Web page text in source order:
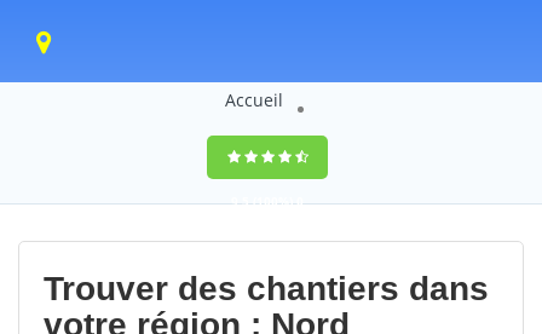
Accueil
9,5(100%)0
votes
Trouver des chantiers dans
votre région : Nord